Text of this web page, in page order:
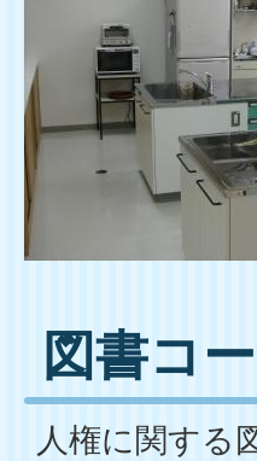
図書コ
人権に関する